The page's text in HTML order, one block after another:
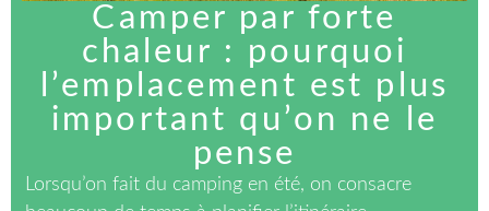
Camper par forte
chaleur : pourquoi
l’emplacement est plus
important qu’on ne le
pense
Lorsqu’on fait du camping en été, on consacre